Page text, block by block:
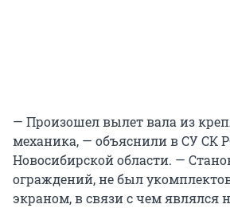
— Произошел вылет вала из
механика, — объяснили в СУ СК
Новосибирской области. —
ограждений, не был
экраном, в связи с чем являлся